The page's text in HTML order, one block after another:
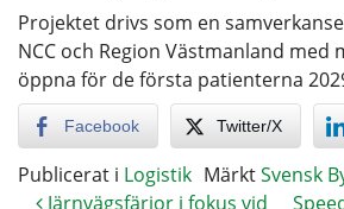
Projektet drivs som en
NCC och Region Västmanland
öppna för de första patienterna
Facebook Twitter/X
Publicerat i Logistik MärktSvensk
Järnvägsfärjor i fokus vid